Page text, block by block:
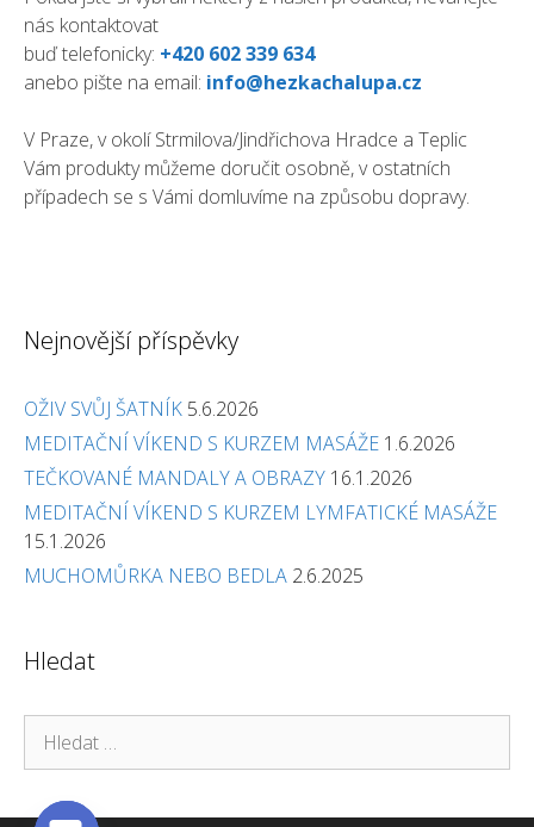
nás kontaktovat
buď telefonicky: +420 602 339 634
anebo pište na email: info@hezkachalupa.cz
V Praze, v okolí Strmilova/Jindřichova Hradce a Teplic
Vám produkty můžeme doručit osobně, v ostatních
případech se s Vámi domluvíme na způsobu dopravy.
Nejnovější příspěvky
OŽIV SVŮJ ŠATNÍK 5.6.2026
MEDITAČNÍ VÍKEND S KURZEM MASÁŽE 1.6.2026
TEČKOVANÉ MANDALY A OBRAZY 16.1.2026
MEDITAČNÍ VÍKEND S KURZEM LYMFATICKÉ MASÁŽE
15.1.2026
MUCHOMŮRKA NEBO BEDLA 2.6.2025
Hledat